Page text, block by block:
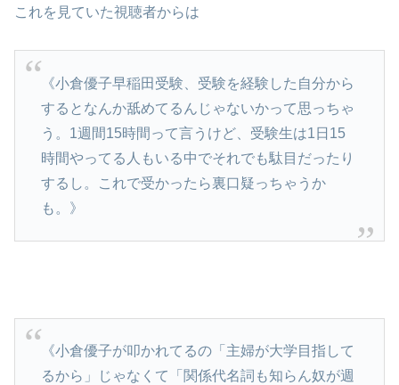
これを見ていた視聴者からは
《小倉優子早稲田受験、受験を経験した自分から
するとなんか舐めてるんじゃないかって思っちゃ
う。1週間15時間って言うけど、受験生は1日15
時間やってる人もいる中でそれでも駄目だったり
するし。これで受かったら裏口疑っちゃうか
も。》
《小倉優子が叩かれてるの「主婦が大学目指して
るから」じゃなくて「関係代名詞も知らん奴が週